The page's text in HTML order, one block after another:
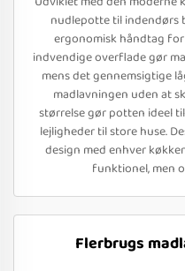
nudlepotte til
ergonomisk håndtag
indvendige overflade gør
mens det gennemsigtige
madlavningen uden at
størrelse gør potten ideel
lejligheder til store huse.
design med enhver
funktionel, men
Flerbrugs